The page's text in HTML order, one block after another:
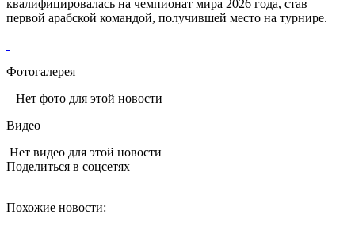
квалифицировалась на чемпионат мира 2026 года, став
первой арабской командой, получившей место на турнире.
Фотогалерея
Нет фото для этой новости
Видео
Нет видео для этой новости
Поделиться в соцсетях
Похожие новости: